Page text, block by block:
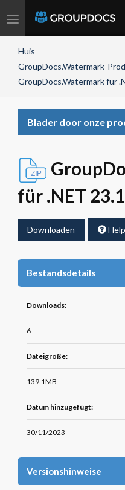
Toggle
Huis
GroupDocs.Watermark-
GroupDocs.Watermark für
Blader door onze
für .NET
Downloaden
Bestandsdetails
Downloads:
6
Dateigröße:
139.1MB
Datum hinzugefügt:
30/11/2023
Versionshinweise